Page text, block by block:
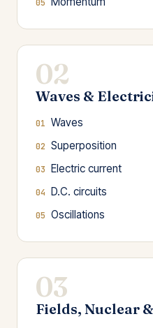
02
Waves &
Waves
Superposition
Electric current
D.C. circuits
Oscillations
03
Fields, Nuclear